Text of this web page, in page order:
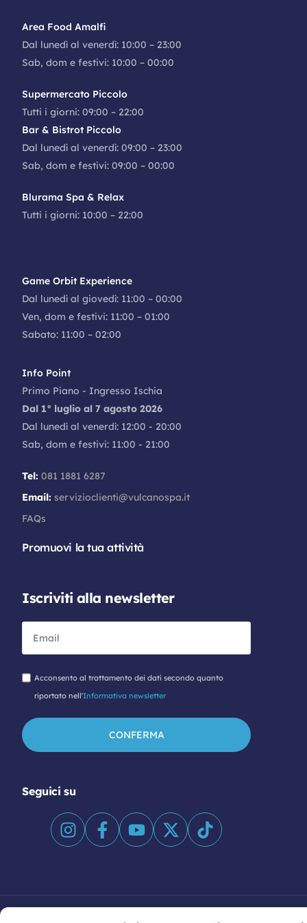
Area Food Amalfi
Dal lunedì al venerdì: 10:00 – 23:00
Sab, dom e festivi: 10:00 – 00:00
Supermercato Piccolo
Tutti i giorni: 09:00 – 22:00
Bar & Bistrot Piccolo
Dal lunedì al venerdì: 09:00 – 23:00
Sab, dom e festivi: 09:00 – 00:00
Blurama Spa & Relax
Tutti i giorni: 10:00 – 22:00
Game Orbit Experience
Dal lunedì al giovedì: 11:00 – 00:00
Ven, dom e festivi: 11:00 – 01:00
Sabato: 11:00 – 02:00
Info Point
Primo Piano - Ingresso Ischia
Dal 1° luglio al 7 agosto 2026
Dal lunedì al venerdì: 12:00 - 20:00
Sab, dom e festivi: 11:00 - 21:00
Tel: 081 1881 6287
Email: servizioclienti@vulcanospa.it
FAQs
Promuovi la tua attività
Iscriviti alla newsletter
Acconsento al trattamento dei dati secondo quanto
riportato nell'Informativa newsletter
Seguici su